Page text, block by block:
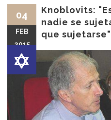
Knoblovits:
nadie se
que sujetarse"
04
FEB
2015